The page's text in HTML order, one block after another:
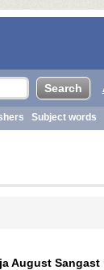
Subject words
August